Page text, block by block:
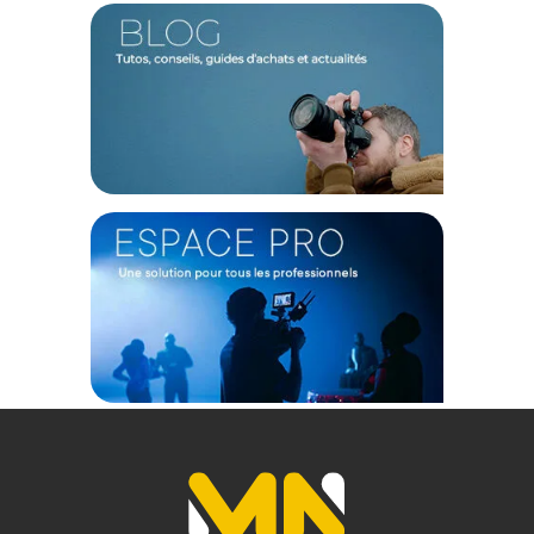
4 roue robuste en polyuréthane pour affronter toutes les
surfaces
Dispose d’une poignée rétractable à main pour plus de
2 poignées ergonomiques en acier inoxydable
Ensemble multicouche intérieur pour protéger et
organiser facilement son contenu
Organisateur de couvercle pour ranger avec praticité tous
vos petits accessoires
Une conception sécurisée et pratique
Sa coque en résine NK-7 légère et résistante dispose de
deux loquets PowerClaw. Grâce au système exclusif de
verrouillage et de fermeture de Nanuk, la mallette reste
fermée et sécurisée jusqu'à ce que vous soyez prêt à l'ouvrir.
Autre caractéristique innovante, cette mallette est dotée du
Confort et maniabilité